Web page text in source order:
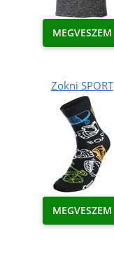
MEGVESZEM
Zokni SPORT
MEGVESZEM